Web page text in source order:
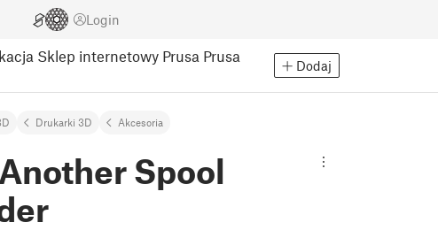
Login
Sklep internetowy Prusa Prusa
Dodaj
Drukarki 3D Akcesoria
Spool